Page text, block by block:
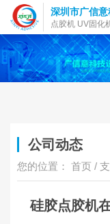
深圳市广信
点胶机 UV固化
公司动态
您的位置： 首页 /
硅胶点胶机